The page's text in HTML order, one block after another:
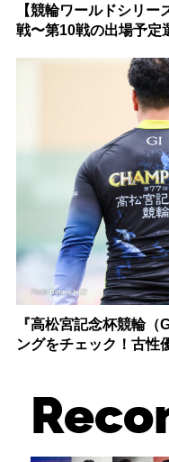
【競輪ワールドシリ
戦〜第10戦の出場予定
『高松宮記念杯競輪
ングをチェック！古性